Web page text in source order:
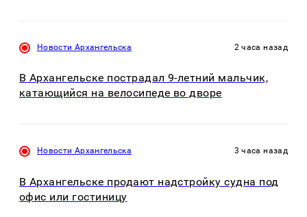
Новости Архангельска 2 часа назад
В Архангельске пострадал 9-летний мальчик,
катающийся на велосипеде во дворе
Новости Архангельска 3 часа назад
В Архангельске продают надстройку судна под
офис или гостиницу